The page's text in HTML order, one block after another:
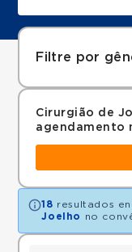
Filtre por
Cirurgião de
agendamento
18 resultados
Joelho
no